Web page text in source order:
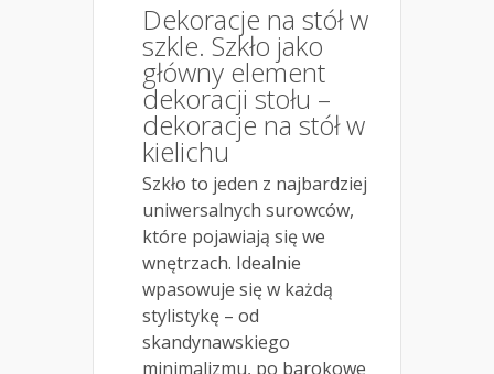
Dekoracje na stół w
szkle. Szkło jako
główny element
dekoracji stołu –
dekoracje na stół w
kielichu
Szkło to jeden z najbardziej
uniwersalnych surowców,
które pojawiają się we
wnętrzach. Idealnie
wpasowuje się w każdą
stylistykę – od
skandynawskiego
minimalizmu, po barokowe